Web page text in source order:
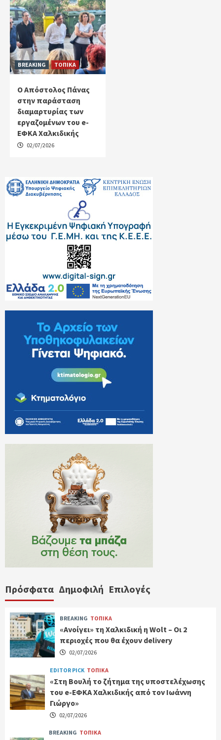
BREAKING ΤΟΠΙΚΑ
Ο Απόστολος Πάνας
στην παράσταση
διαμαρτυρίας των
εργαζομένων του e-
ΕΦΚΑ Χαλκιδικής
02/07/2026
Πρόσφατα Δημοφιλή Επιλογές
BREAKING ΤΟΠΙΚΑ
«Ανοίγει» τη Χαλκιδική η Wolt – Οι 2
περιοχές που θα έχουν delivery
02/07/2026
EDITOR PICK ΤΟΠΙΚΑ
«Στη Βουλή το ζήτημα της υποστελέχωσης
του e-ΕΦΚΑ Χαλκιδικής από τον Ιωάννη
Γιώργο»
02/07/2026
BREAKING ΤΟΠΙΚΑ